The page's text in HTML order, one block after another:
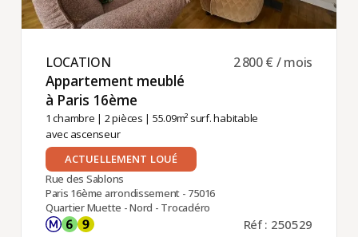
LOCATION ​
Appartement meublé
à Paris 16ème ​
1 chambre | 2 pièces | 55.09m² surf. habitable
avec ascenseur
2 800 € / mois
ACTUELLEMENT LOUÉ
Rue des Sablons
Paris 16ème arrondissement - 75016
Quartier Muette - Nord - Trocadéro
Réf : 250529